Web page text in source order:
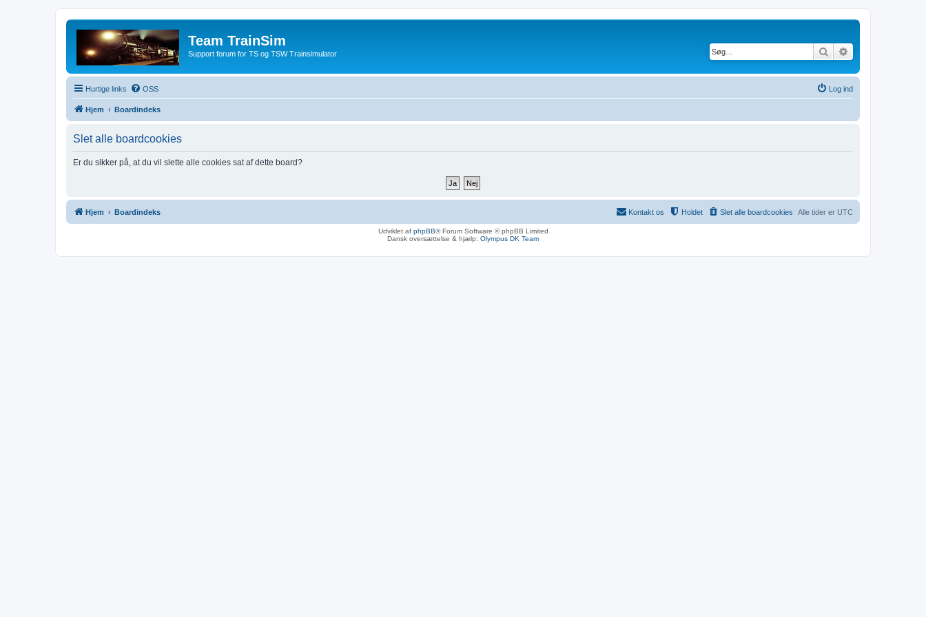
Team TrainSim
Support forum for TS og TSW Trainsimulator Søg
Hurtige links OSS Log ind
Hjem Boardindeks
Slet alle boardcookies
Er du sikker på, at du vil slette alle cookies sat af dette board?
Hjem Boardindeks Alle tider er UTC
Slet alle boardcookies
Holdet
Kontakt os
Udviklet af phpBB® Forum Software © phpBB Limited
Dansk oversættelse & hjælp: Olympus DK Team